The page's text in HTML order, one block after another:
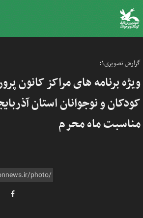
گزارش تصویری۱؛
ویژه برنامه های مراکز کانون
کودکان و نوجوانان استان
مناسبت ماه محرم